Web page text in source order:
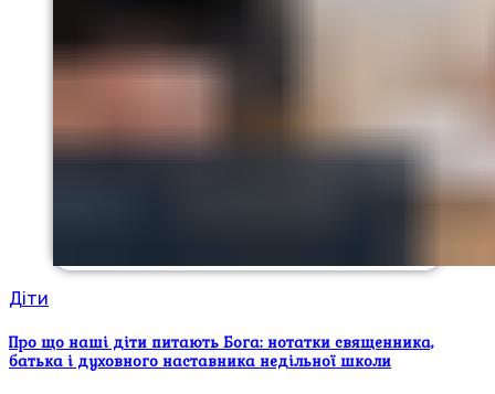
Діти
Про що наші діти питають Бога: нотатки священника,
батька і духовного наставника недільної школи